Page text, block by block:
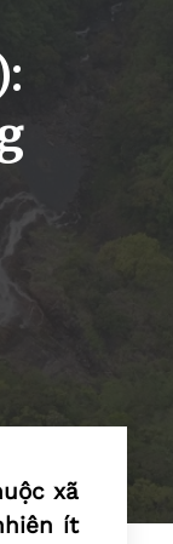
xã
ít